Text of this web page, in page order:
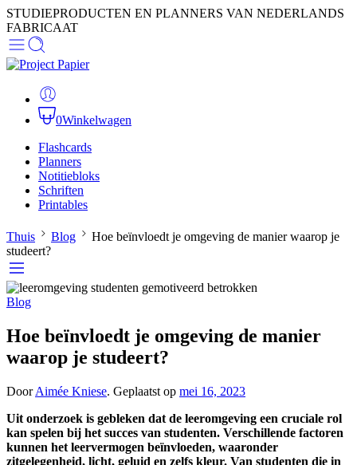
STUDIEPRODUCTEN EN PLANNERS VAN NEDERLANDS
FABRICAAT
0Winkelwagen
Flashcards
Planners
Notitiebloks
Schriften
Printables
Thuis Blog
Hoe beïnvloedt je omgeving de manier waarop je
studeert?
Blog
Hoe beïnvloedt je omgeving de manier
waarop je studeert?
DoorAimée Kniese. Geplaatst op mei 16, 2023
Uit onderzoek is gebleken dat de leeromgeving een cruciale rol
kan spelen bij het succes van studenten. Verschillende factoren
kunnen het leervermogen beïnvloeden, waaronder
zitgelegenheid, licht, geluid en zelfs kleur. Van studenten die in